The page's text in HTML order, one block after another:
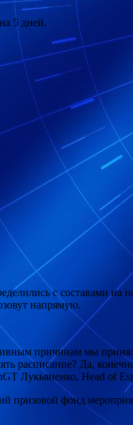
5 дней.
с составами на
напрямую.
причинам мы
расписание? Да,
Лукьяненко, Head of
призовой фонд